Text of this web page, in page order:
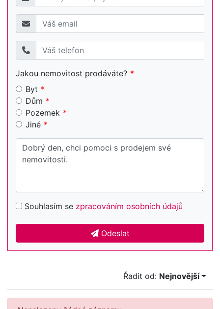
Jakou nemovitost prodáváte?
Byt
Dům
Pozemek
Jiné
Souhlasím se zpracováním osobních údajů
Odeslat
Řadit od: Nejnovější